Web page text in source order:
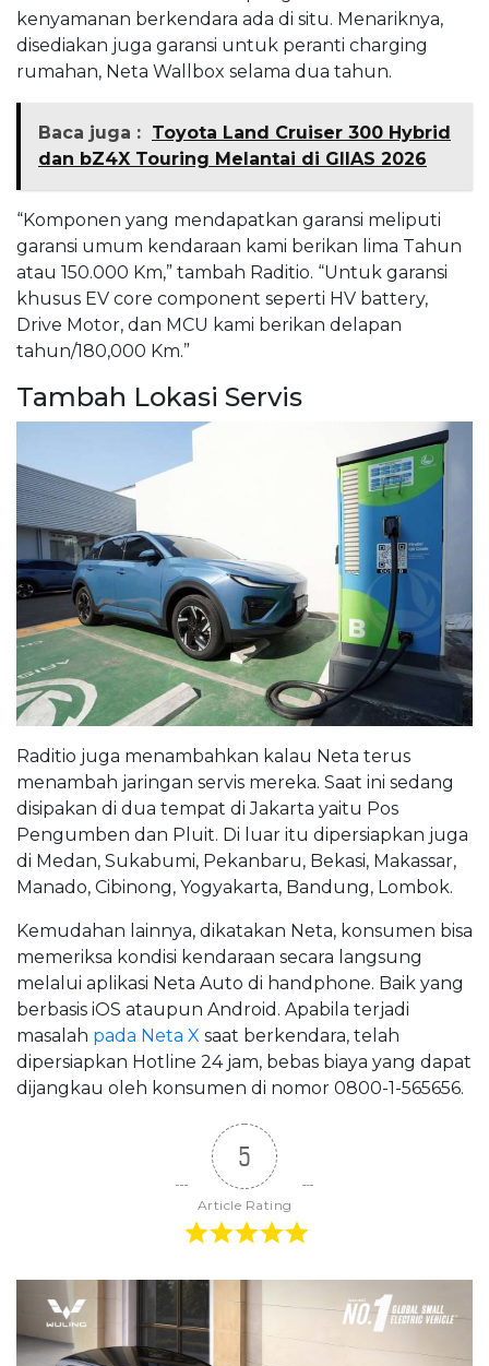
kenyamanan berkendara ada di situ. Menariknya,
disediakan juga garansi untuk peranti charging
rumahan, Neta Wallbox selama dua tahun.
Baca juga : Toyota Land Cruiser 300 Hybrid
dan bZ4X Touring Melantai di GIIAS 2026
“Komponen yang mendapatkan garansi meliputi
garansi umum kendaraan kami berikan lima Tahun
atau 150.000 Km,” tambah Raditio. “Untuk garansi
khusus EV core component seperti HV battery,
Drive Motor, dan MCU kami berikan delapan
tahun/180,000 Km.”
Tambah Lokasi Servis
Raditio juga menambahkan kalau Neta terus
menambah jaringan servis mereka. Saat ini sedang
disipakan di dua tempat di Jakarta yaitu Pos
Pengumben dan Pluit. Di luar itu dipersiapkan juga
di Medan, Sukabumi, Pekanbaru, Bekasi, Makassar,
Manado, Cibinong, Yogyakarta, Bandung, Lombok.
Kemudahan lainnya, dikatakan Neta, konsumen bisa
memeriksa kondisi kendaraan secara langsung
melalui aplikasi Neta Auto di handphone. Baik yang
berbasis iOS ataupun Android. Apabila terjadi
masalah pada Neta X saat berkendara, telah
dipersiapkan Hotline 24 jam, bebas biaya yang dapat
dijangkau oleh konsumen di nomor 0800-1-565656.
5
Article Rating